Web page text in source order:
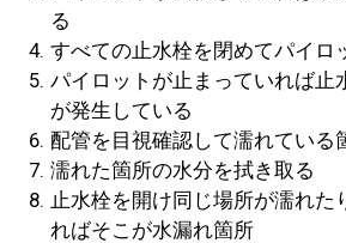
る
すべての止水栓を閉めてパイロ
パイロットが止まっていれば止
が発生している
配管を目視確認して濡れている
濡れた箇所の水分を拭き取る
止水栓を開け同じ場所が濡れた
ればそこが水漏れ箇所